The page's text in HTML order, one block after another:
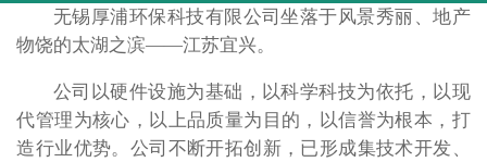
无锡厚浦环保科技有限公司坐落于风景秀丽、地产
物饶的太湖之滨——江苏宜兴。
公司以硬件设施为基础，以科学科技为依托，以现
代管理为核心，以上品质量为目的，以信誉为根本，打
造行业优势。公司不断开拓创新，已形成集技术开发、